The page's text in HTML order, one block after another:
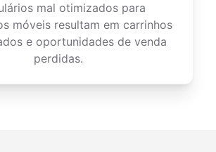
mal otimizados para
móveis resultam em carrinhos
e oportunidades de venda
perdidas.